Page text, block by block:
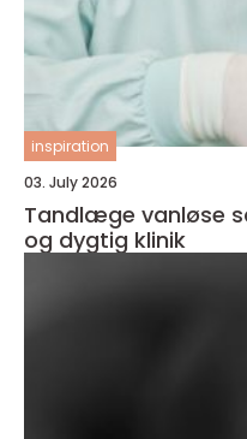
inspiration
03. July 2026
Tandlæge vanløse sådan vælger du en tryg
og dygtig klinik